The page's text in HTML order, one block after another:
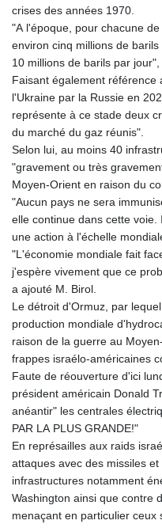
crises des années 1970.
"A l'époque, pour chacune
environ cinq millions de
10 millions de barils par jour",
Faisant également référence
l'Ukraine par la Russie en
représente à ce stade deux
du marché du gaz réunis".
Selon lui, au moins 40
"gravement ou très
Moyen-Orient en raison du
"Aucun pays ne sera
elle continue dans cette
une action à l'échelle
"L'économie mondiale fait
j'espère vivement que ce
a ajouté M. Birol.
Le détroit d'Ormuz, par
production mondiale
raison de la guerre au
frappes israélo-américaines
Faute de réouverture d'ici
président américain Donald
anéantir" les centrales
PAR LA PLUS GRANDE!"
En représailles aux raids
attaques avec des missiles
infrastructures notamment
Washington ainsi que contre
menaçant en particulier ceux